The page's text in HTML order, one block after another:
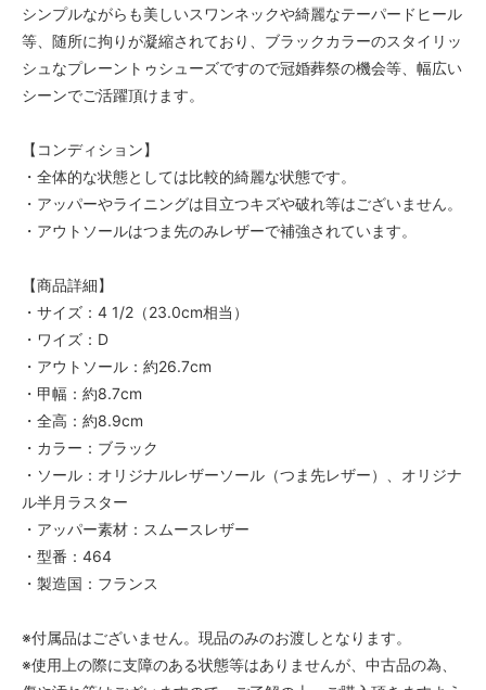
シンプルながらも美しいスワンネックや綺麗なテーパードヒール
等、随所に拘りが凝縮されており、ブラックカラーのスタイリッ
シュなプレーントゥシューズですので冠婚葬祭の機会等、幅広い
シーンでご活躍頂けます。
【コンディション】
・全体的な状態としては比較的綺麗な状態です。
・アッパーやライニングは目立つキズや破れ等はございません。
・アウトソールはつま先のみレザーで補強されています。
【商品詳細】
・サイズ：4 1/2（23.0cm相当）
・ワイズ：D
・アウトソール：約26.7cm
・甲幅：約8.7cm
・全高：約8.9cm
・カラー：ブラック
・ソール：オリジナルレザーソール（つま先レザー）、オリジナ
ル半月ラスター
・アッパー素材：スムースレザー
・型番：464
・製造国：フランス
※付属品はございません。現品のみのお渡しとなります。
※使用上の際に支障のある状態等はありませんが、中古品の為、